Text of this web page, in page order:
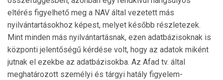
eltérés figyelhe­tő meg a NAV által vezetett más
nyilvántartásokhoz képest, melyet később részletezek.
Mint minden más nyilvántartásnak, ezen adatbázisoknak is
központi jelentőségű kérdése volt, hogy az adatok miként
jutnak el ezekbe az adatbázisokba. Az Afad tv. által
meghatározott személyi és tárgyi hatály figye­lem­